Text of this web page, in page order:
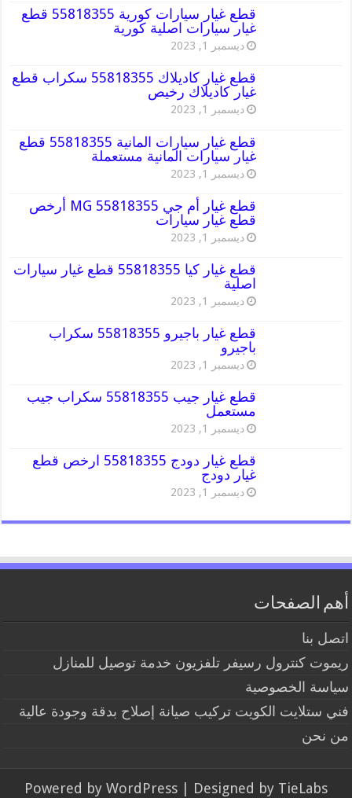
قطع غيار سيارات كورية 55818355 قطع
غيار سيارات اصلية كورية
ديسمبر 1, 2023
قطع غيار كاديلاك 55818355 سكراب قطع
غيار كاديلاك رخيص
ديسمبر 1, 2023
قطع غيار سيارات المانية 55818355 قطع
غيار سيارات المانية مستعملة
ديسمبر 1, 2023
قطع غيار أم جي MG 55818355 أرخص
قطع غيار سيارات
ديسمبر 1, 2023
قطع غيار كيا 55818355 قطع غيار سيارات
اصلية
ديسمبر 1, 2023
قطع غيار باجيرو 55818355 سكراب
باجيرو
ديسمبر 1, 2023
قطع غيار جيب 55818355 سكراب جيب
مستعمل
ديسمبر 1, 2023
قطع غيار دودج 55818355 ارخص قطع
غيار دودج
ديسمبر 1, 2023
أهم الصفحات
اتصل بنا
ريموت كنترول رسيفر تلفزيون خدمة توصيل للمنازل
سياسة الخصوصية
فني ستلايت الكويت تركيب صيانة إصلاح بدقة وجودة عالية
من نحن
Powered by WordPress | Designed by TieLabs